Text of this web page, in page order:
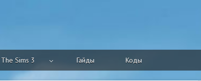
The Sims 3 Гайды Коды